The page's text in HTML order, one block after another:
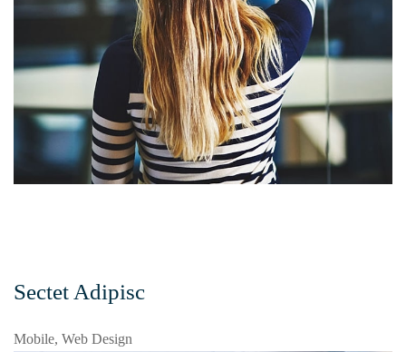
Sectet Adipisc
Mobile, Web Design